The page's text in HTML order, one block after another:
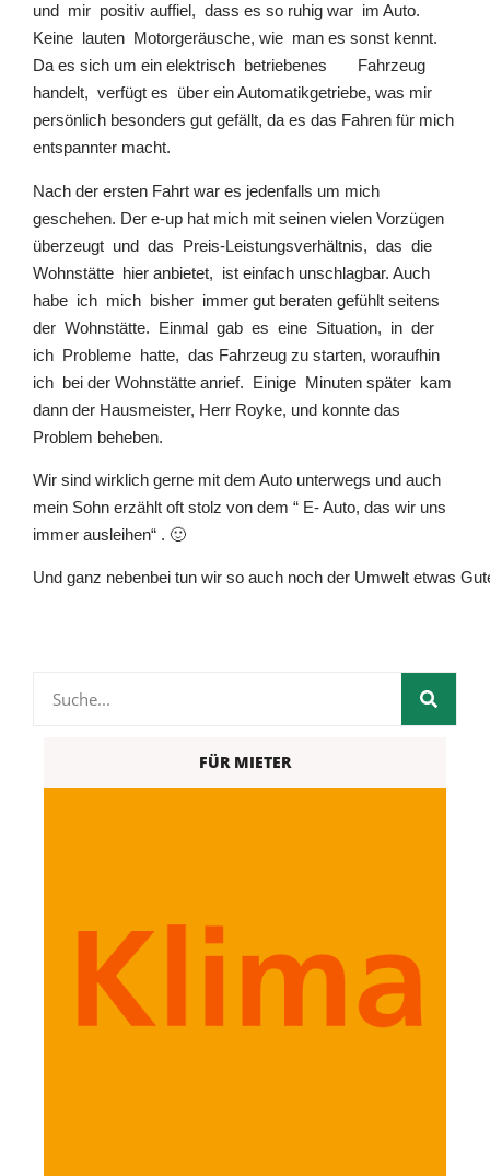
und mir positiv auffiel, dass es so ruhig war im Auto.
Keine lauten Motorgeräusche, wie man es sonst kennt.
Da es sich um ein elektrisch betriebenes Fahrzeug
handelt, verfügt es über ein Automatikgetriebe, was mir
persönlich besonders gut gefällt, da es das Fahren für mich
entspannter macht.
Nach der ersten Fahrt war es jedenfalls um mich
geschehen. Der e-up hat mich mit seinen vielen Vorzügen
überzeugt und das Preis-Leistungsverhältnis, das die
Wohnstätte hier anbietet, ist einfach unschlagbar. Auch
habe ich mich bisher immer gut beraten gefühlt seitens
der Wohnstätte. Einmal gab es eine Situation, in der
ich Probleme hatte, das Fahrzeug zu starten, woraufhin
ich bei der Wohnstätte anrief. Einige Minuten später kam
dann der Hausmeister, Herr Royke, und konnte das
Problem beheben.
Wir sind wirklich gerne mit dem Auto unterwegs und auch
mein Sohn erzählt oft stolz von dem “ E- Auto, das wir uns
immer ausleihen“ . 🙂
Und ganz nebenbei tun wir so auch noch der Umwelt etwas
FÜR MIETER